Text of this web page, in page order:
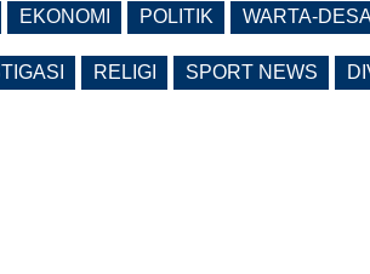
EKONOMI POLITIK WARTA-
RELIGI SPORT NEWS